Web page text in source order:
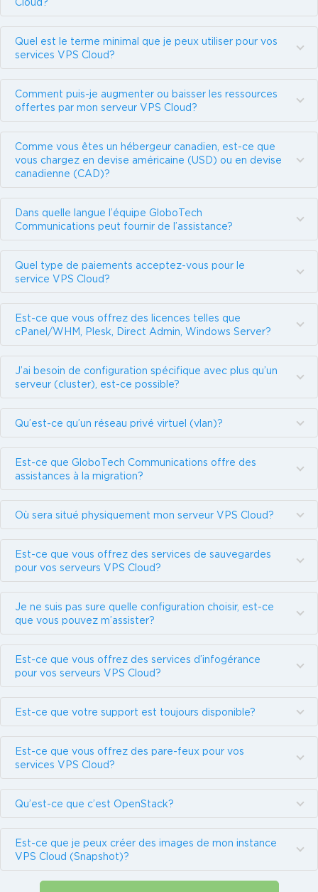
Quel est le terme minimal que je peux utiliser pour vos
services VPS Cloud?
Comment puis-je augmenter ou baisser les ressources
offertes par mon serveur VPS Cloud?
Comme vous êtes un hébergeur canadien, est-ce que
vous chargez en devise américaine (USD) ou en devise
canadienne (CAD)?
Dans quelle langue l’équipe GloboTech
Communications peut fournir de l’assistance?
Quel type de paiements acceptez-vous pour le
service VPS Cloud?
Est-ce que vous offrez des licences telles que
cPanel/WHM, Plesk, Direct Admin, Windows Server?
J’ai besoin de configuration spécifique avec plus qu’un
serveur (cluster), est-ce possible?
Qu’est-ce qu’un réseau privé virtuel (vlan)?
Est-ce que GloboTech Communications offre des
assistances à la migration?
Où sera situé physiquement mon serveur VPS Cloud?
Est-ce que vous offrez des services de sauvegardes
pour vos serveurs VPS Cloud?
Je ne suis pas sure quelle configuration choisir, est-ce
que vous pouvez m’assister?
Est-ce que vous offrez des services d’infogérance
pour vos serveurs VPS Cloud?
Est-ce que votre support est toujours disponible?
Est-ce que vous offrez des pare-feux pour vos
services VPS Cloud?
Qu’est-ce que c’est OpenStack?
Est-ce que je peux créer des images de mon instance
VPS Cloud (Snapshot)?